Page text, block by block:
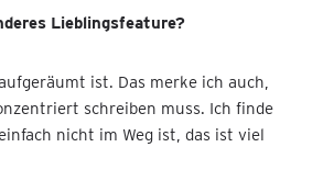
Lieblingsfeature?
ist. Das merke ich auch,
schreiben muss. Ich finde
nicht im Weg ist, das ist viel